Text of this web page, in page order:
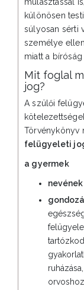
mulasztással
különösen
súlyosan sérti
személye
miatt a
Mit foglal
jog?
A szülői
Törvénykönyv
felügyeleti
a gyermek